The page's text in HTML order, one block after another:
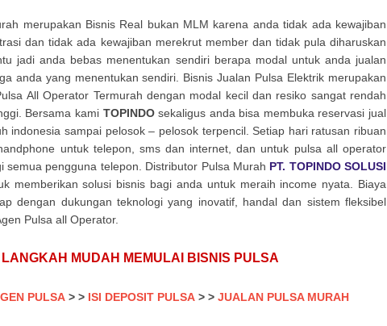
merupakan Bisnis Real bukan MLM karena anda tidak ada kewajiban
dan tidak ada kewajiban merekrut member dan tidak pula diharuskan
jadi anda bebas menentukan sendiri berapa modal untuk anda jualan
anda yang menentukan sendiri. Bisnis Jualan Pulsa Elektrik merupakan
All Operator Termurah dengan modal kecil dan resiko sangat rendah
Bersama kami TOPINDOsekaligus anda bisa membuka reservasi jual
indonesia sampai pelosok – pelosok terpencil. Setiap hari ratusan ribuan
untuk telepon, sms dan internet, dan untuk pulsa all operator
semua pengguna telepon. Distributor Pulsa Murah PT. TOPINDO SOLUSI
memberikan solusi bisnis bagi anda untuk meraih income nyata. Biaya
dengan dukungan teknologi yang inovatif, handal dan sistem fleksibel
Pulsa all Operator.
LANGKAH MUDAH MEMULAI BISNIS PULSA
PULSA > > ISI DEPOSIT PULSA > > JUALAN PULSA MURAH